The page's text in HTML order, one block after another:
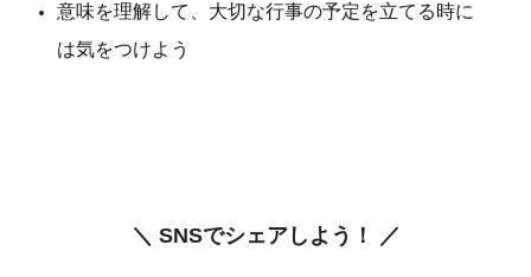
意味を理解して、大切な行事の予定を立てる時に
は気をつけよう
＼ SNSでシェアしよう！ ／